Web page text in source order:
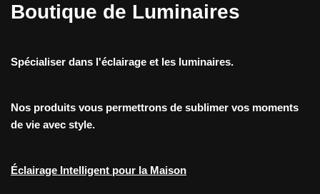
Boutique de Luminaires
Spécialiser dans l'éclairage et les luminaires.
Nos produits vous permettrons de sublimer vos moments
de vie avec style.
Éclairage Intelligent pour la Maison